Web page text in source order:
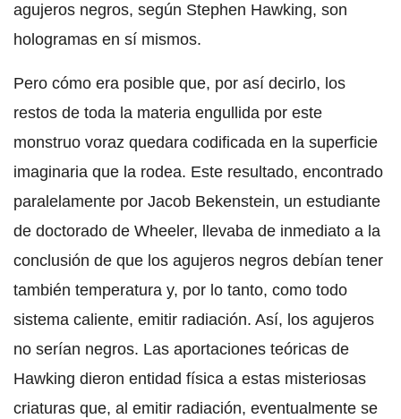
agujeros negros, según Stephen Hawking, son
hologramas en sí mismos.
Pero cómo era posible que, por así decirlo, los
restos de toda la materia engullida por este
monstruo voraz quedara codificada en la superficie
imaginaria que la rodea. Este resultado, encontrado
paralelamente por Jacob Bekenstein, un estudiante
de doctorado de Wheeler, llevaba de inmediato a la
conclusión de que los agujeros negros debían tener
también temperatura y, por lo tanto, como todo
sistema caliente, emitir radiación. Así, los agujeros
no serían negros. Las aportaciones teóricas de
Hawking dieron entidad física a estas misteriosas
criaturas que, al emitir radiación, eventualmente se